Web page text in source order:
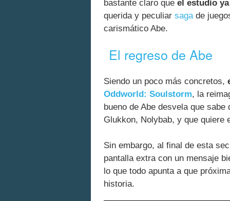
bastante claro que el estudio
querida y peculiar sagade
carismático Abe.
El regreso de Abe
Siendo un poco más concretos,
Oddworld: Soulstorm, la
bueno de Abe desvela que
Glukkon, Nolybab, y que quiere
Sin embargo, al final de esta
pantalla extra con un mensaje
lo que todo apunta a que
historia.